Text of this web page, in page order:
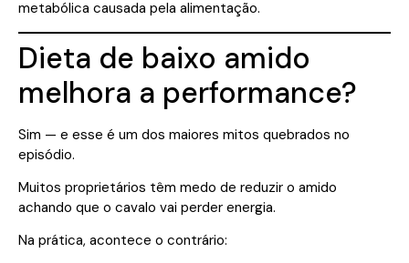
metabólica causada pela alimentação.
Dieta de baixo amido
melhora a performance?
Sim — e esse é um dos maiores mitos quebrados no
episódio.
Muitos proprietários têm medo de reduzir o amido
achando que o cavalo vai perder energia.
Na prática, acontece o contrário: